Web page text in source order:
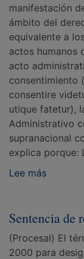
manifestación
ámbito del
equivalente a
actos humanos
acto
consentimiento
consentire
utique fatetur),
Administrativo
supranacional
explica porque:
Lee más
Sentencia de
(Procesal) El
2000 para